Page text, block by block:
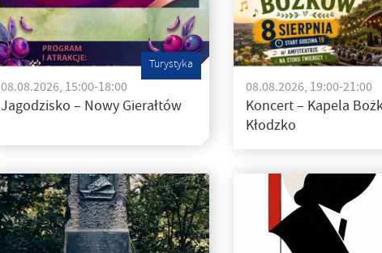
Turystyka
08.08.2026, 15:00-18:00
Jagodzisko – Nowy Gierałtów
08.08.2026, 19:00-21:00
Koncert – Kapela
Kłodzko